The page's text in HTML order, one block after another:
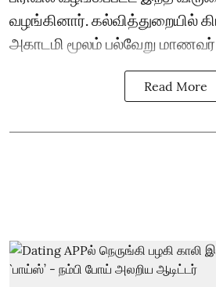
வழங்கினார். கல்வித்துறையில்
அகாடமி மூலம் பல்வேறு மாணவர்
Read More